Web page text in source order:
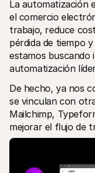
La automatización
el comercio
trabajo, reduce
pérdida de tiempo
estamos buscando
automatización
De hecho, ya nos
se vinculan con
Mailchimp,
mejorar el flujo de